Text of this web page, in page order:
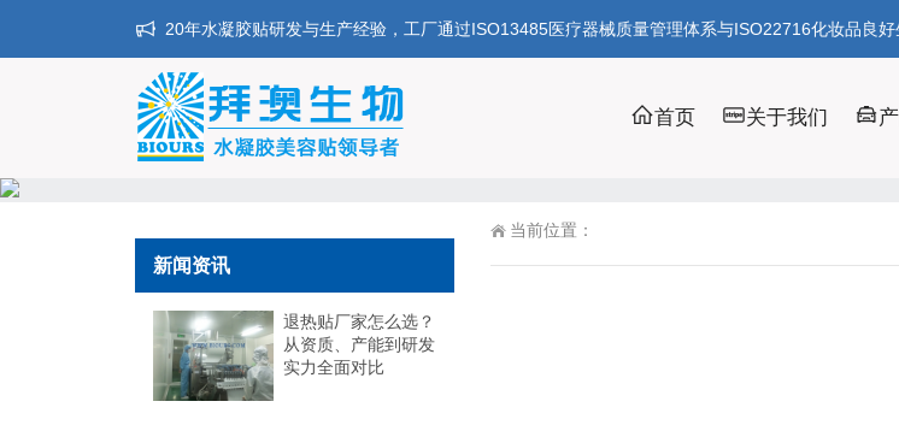
20年水凝胶贴研发与生产经验，工厂通过ISO13485医疗器械质量管理体系与ISO22716化妆品良
首页 关于我们
当前位置：
新闻资讯
退热贴厂家怎么选？
从资质、产能到研发
实力全面对比